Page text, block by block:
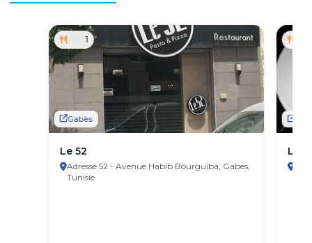
1
Gabès
Le 52
Adresse 52 - Avenue Habib Bourguiba, Gabes,
Tunisie
Le